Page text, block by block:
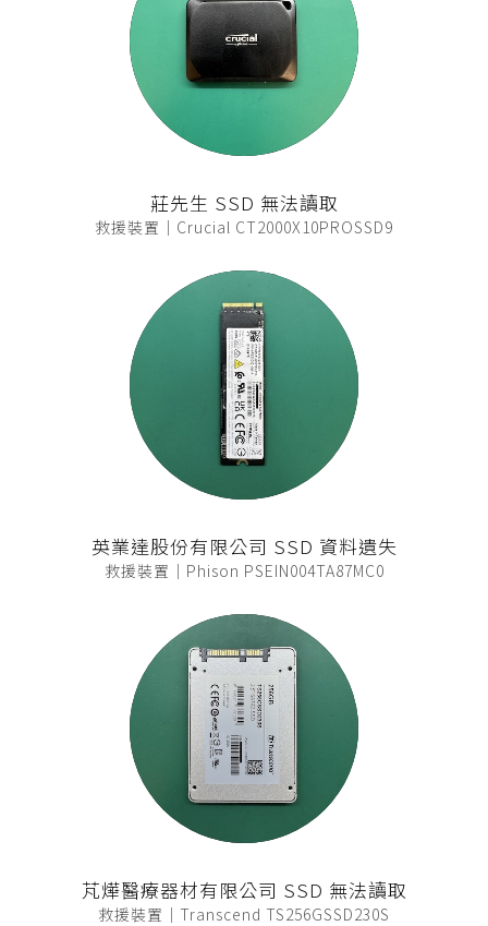
莊先生 SSD 無法讀取
救援裝置｜Crucial CT2000X10PROSSD9
英業達股份有限公司 SSD 資料遺失
救援裝置｜Phison PSEIN004TA87MC0
芃燁醫療器材有限公司 SSD 無法讀取
救援裝置｜Transcend TS256GSSD230S